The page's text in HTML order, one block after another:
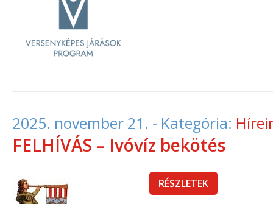
2025. november 21. - Kategória:
FELHÍVÁS – Ivóvíz bekötés
RÉSZLETEK